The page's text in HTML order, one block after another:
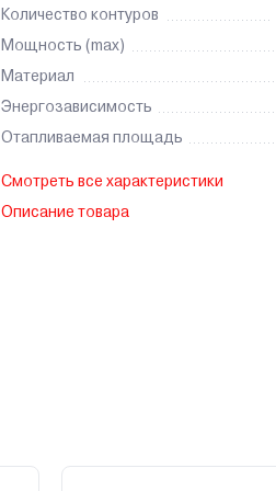
Количество контуров
Мощность (max)
Материал
Энергозависимость
Отапливаемая площадь
Смотреть все характеристики
Описание товара